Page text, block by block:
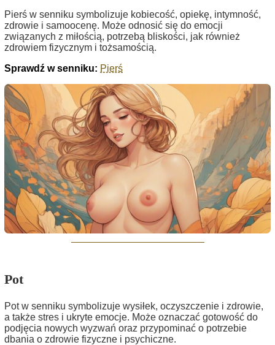
Pierś w senniku symbolizuje kobiecość, opiekę, intymność,
zdrowie i samoocenę. Może odnosić się do emocji
związanych z miłością, potrzebą bliskości, jak również
zdrowiem fizycznym i tożsamością.
Sprawdź w senniku: Pierś
Pot
Pot w senniku symbolizuje wysiłek, oczyszczenie i zdrowie,
a także stres i ukryte emocje. Może oznaczać gotowość do
podjęcia nowych wyzwań oraz przypominać o potrzebie
dbania o zdrowie fizyczne i psychiczne.